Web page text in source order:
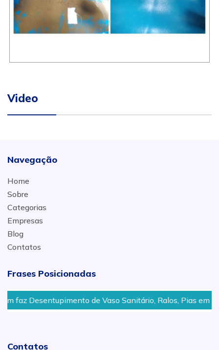
Video
Navegação
Home
Sobre
Categorias
Empresas
Blog
Contatos
Frases Posicionadas
de Vaso Sanitário, Ralos, Pias em Campinas
Contatos